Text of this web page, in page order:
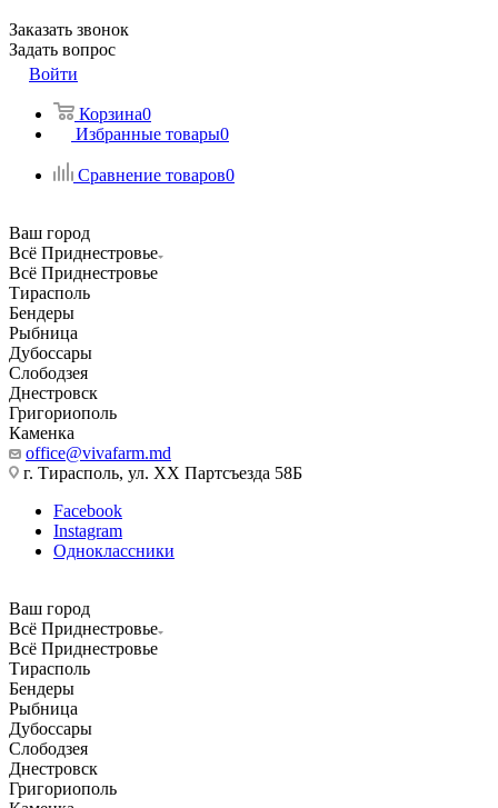
Заказать звонок
Задать вопрос
Войти
Корзина0
Избранные товары0
Сравнение товаров0
Ваш город
Всё Приднестровье
Всё Приднестровье
Тирасполь
Бендеры
Рыбница
Дубоссары
Слободзея
Днестровск
Григориополь
Каменка
office@vivafarm.md
г. Тирасполь, ул. ХХ Партсъезда 58Б
Facebook
Instagram
Одноклассники
Ваш город
Всё Приднестровье
Всё Приднестровье
Тирасполь
Бендеры
Рыбница
Дубоссары
Слободзея
Днестровск
Григориополь